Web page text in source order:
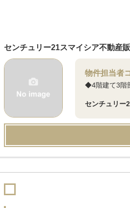
センチュリー21スマイシア不動産
物件担当者
◆4階建て3階
センチュリー